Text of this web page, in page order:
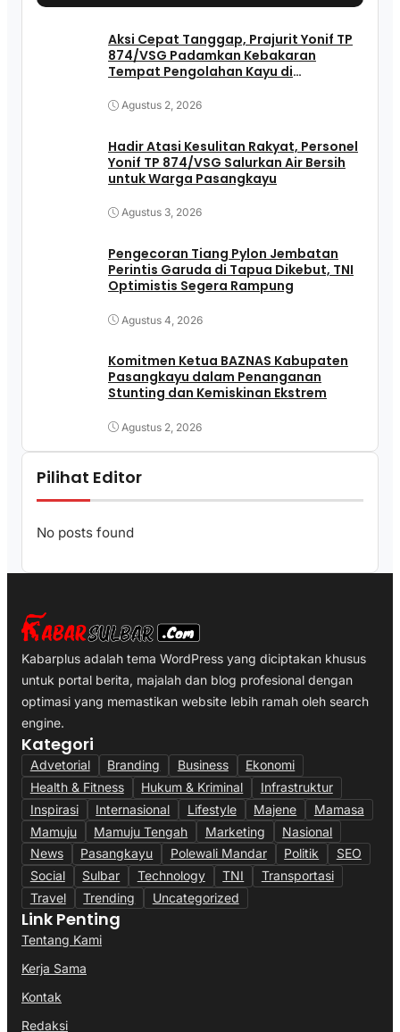
Aksi Cepat Tanggap, Prajurit Yonif TP
874/VSG Padamkan Kebakaran
Tempat Pengolahan Kayu di
Agustus 2, 2026
Hadir Atasi Kesulitan Rakyat, Personel
Yonif TP 874/VSG Salurkan Air Bersih
untuk Warga Pasangkayu
Agustus 3, 2026
Pengecoran Tiang Pylon Jembatan
Perintis Garuda di Tapua Dikebut, TNI
Optimistis Segera Rampung
Agustus 4, 2026
Komitmen Ketua BAZNAS Kabupaten
Pasangkayu dalam Penanganan
Stunting dan Kemiskinan Ekstrem
Agustus 2, 2026
Pilihat Editor
No posts found
Kabarplus adalah tema WordPress yang diciptakan khusus
untuk portal berita, majalah dan blog profesional dengan
optimasi yang memastikan website lebih ramah oleh search
engine.
Kategori
Advetorial Branding Business
Ekonomi
Health & Fitness
Hukum & Kriminal
Infrastruktur
Inspirasi
Internasional Lifestyle Majene
Mamasa
Mamuju
Mamuju Tengah Marketing
Nasional
News
Pasangkayu Polewali Mandar Politik
SEO
Social
Sulbar Technology TNI
Transportasi
Travel
Trending Uncategorized
Link Penting
Tentang Kami
Kerja Sama
Kontak
Redaksi